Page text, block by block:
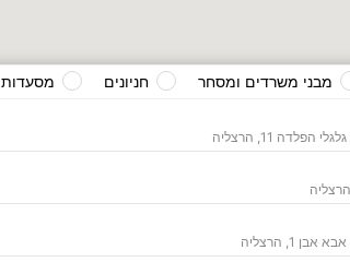
גלגלי הפלדה 11, הרצליה
אבא אבן 1, הרצליה
מבני משרדים ומסחר חניונים מסעדות